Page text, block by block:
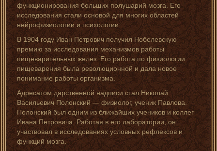
функционирования больших полушарий мозга. Его
исследования стали основой для многих областей
нейрофизиологии и психологии.
В 1904 году Иван Петрович получил Нобелевскую
премию за исследования механизмов работы
пищеварительных желез. Его работа по физиологии
пищеварения была революционной и дала новое
понимание работы организма.
Адресатом дарственной надписи стал Николай
Васильевич Полонский — физиолог, ученик Павлова.
Полонский был одним из ближайших учеников и коллег
Ивана Петровича. Работая в его лаборатории, он
участвовал в исследованиях условных рефлексов и
функций мозга.